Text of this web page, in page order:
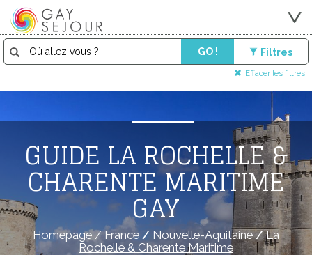
GO ! Filtres
Effacer les filtres
GUIDE LA ROCHELLE &
CHARENTE MARITIME
GAY
Homepage/France / Nouvelle-Aquitaine/La
Rochelle & Charente Maritime